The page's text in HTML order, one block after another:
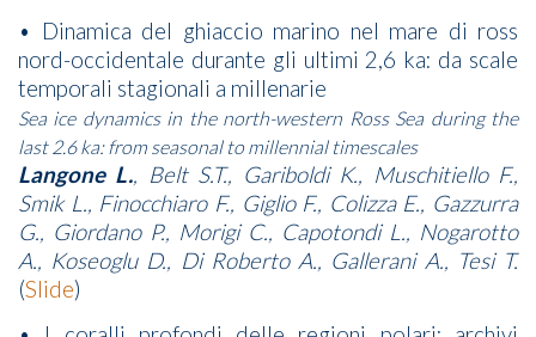
• Dinamica del ghiaccio marino nel mare di ross
nord-occidentale durante gli ultimi 2,6 ka: da scale
temporali stagionali a millenarie
Sea ice dynamics in the north-western Ross Sea during the
last 2.6 ka: from seasonal to millennial timescales
Langone L., Belt S.T., Gariboldi K., Muschitiello F.,
Smik L., Finocchiaro F., Giglio F., Colizza E., Gazzurra
G., Giordano P., Morigi C., Capotondi L., Nogarotto
A., Koseoglu D., Di Roberto A., Gallerani A., Tesi T.
(Slide)